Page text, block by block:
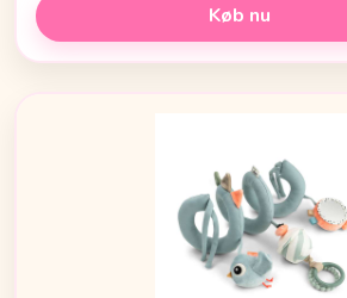
Køb nu